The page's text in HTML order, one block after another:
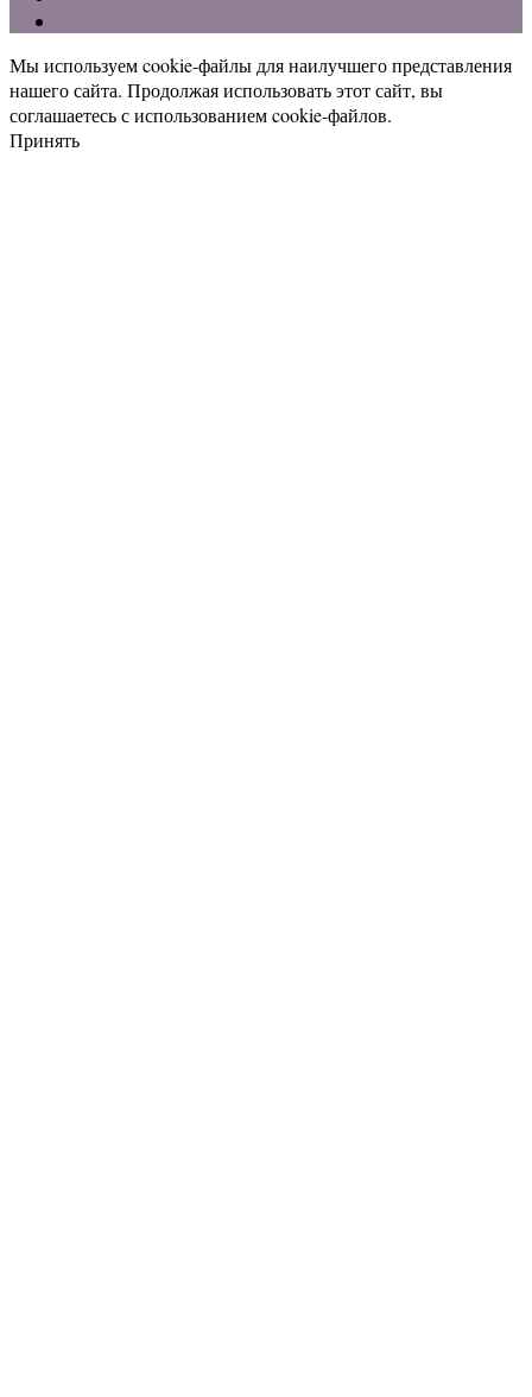
Мы используем cookie-файлы для наилучшего представления
нашего сайта. Продолжая использовать этот сайт, вы
соглашаетесь с использованием cookie-файлов.
Принять